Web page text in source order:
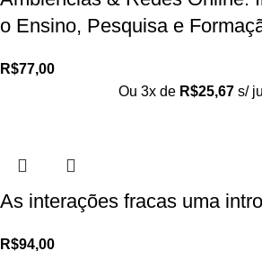
o Ensino, Pesquisa e
R$77,00
Ou 3x de R$25,67 s/
As interações fracas uma
R$94,00